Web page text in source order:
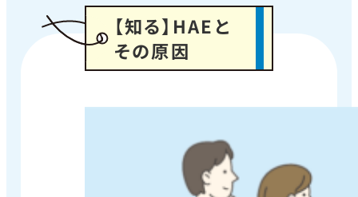
【知る】HAEと
その原因